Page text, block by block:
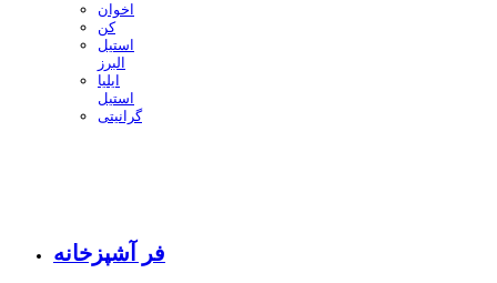
اخوان
کن
استیل
البرز
ایلیا
استیل
گرانیتی
فر آشپزخانه